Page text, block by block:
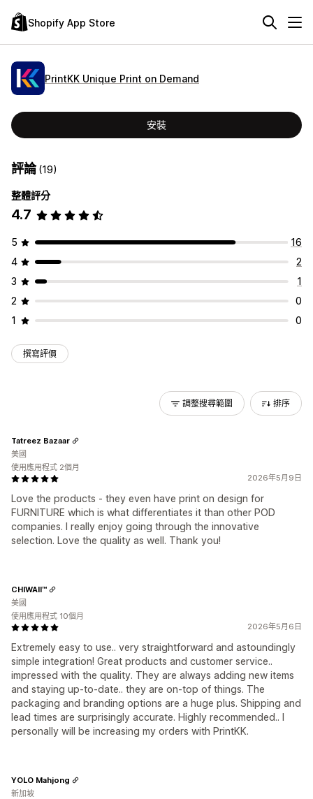
Shopify App Store
PrintKK Unique Print on Demand
安裝
評論(19)
整體評分
4.7
5
16
4
2
3
1
2
0
1
0
撰寫評價
調整搜尋範圍 排序
2026年5月9日
Love the products - they even have print on design for
FURNITURE which is what differentiates it than other POD
companies. I really enjoy going through the innovative
selection. Love the quality as well. Thank you!
Tatreez Bazaar
美國
使用應用程式 2個月
2026年5月6日
Extremely easy to use.. very straightforward and astoundingly
simple integration! Great products and customer service..
impressed with the quality. They are always adding new items
and staying up-to-date.. they are on-top of things. The
packaging and branding options are a huge plus. Shipping and
lead times are surprisingly accurate. Highly recommended.. I
personally will be increasing my orders with PrintKK.
CHIWAII™
美國
使用應用程式 10個月
YOLO Mahjong
新加坡